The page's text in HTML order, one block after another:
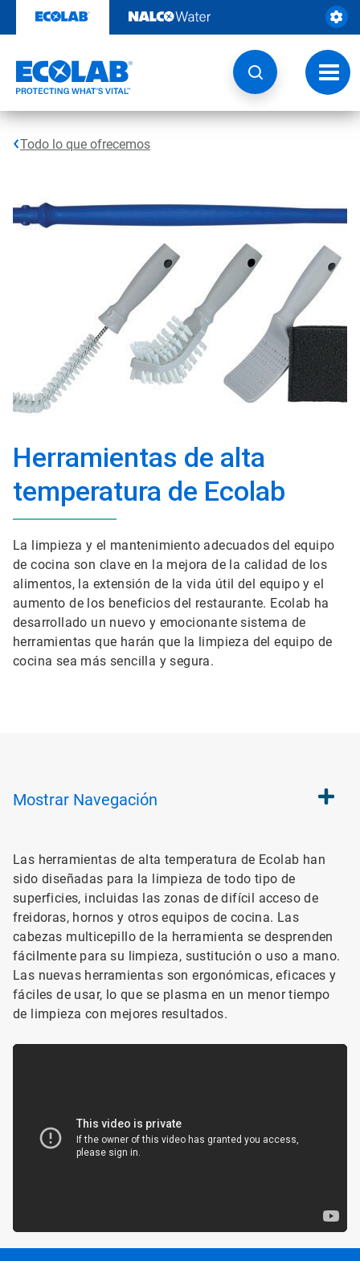
contenido
de
Todo lo que ofrecemos
Herramientas de alta
temperatura de Ecolab
La limpieza y el mantenimiento adecuados del equipo
de cocina son clave en la mejora de la calidad de los
alimentos, la extensión de la vida útil del equipo y el
aumento de los beneficios del restaurante. Ecolab ha
desarrollado un nuevo y emocionante sistema de
herramientas que harán que la limpieza del equipo de
cocina sea más sencilla y segura.
Mostrar Navegación
Las herramientas de alta temperatura de Ecolab han
sido diseñadas para la limpieza de todo tipo de
superficies, incluidas las zonas de difícil acceso de
freidoras, hornos y otros equipos de cocina. Las
cabezas multicepillo de la herramienta se desprenden
fácilmente para su limpieza, sustitución o uso a mano.
Las nuevas herramientas son ergonómicas, eficaces y
fáciles de usar, lo que se plasma en un menor tiempo
de limpieza con mejores resultados.